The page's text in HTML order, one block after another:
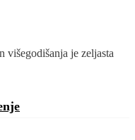
višegodišanja je zeljasta